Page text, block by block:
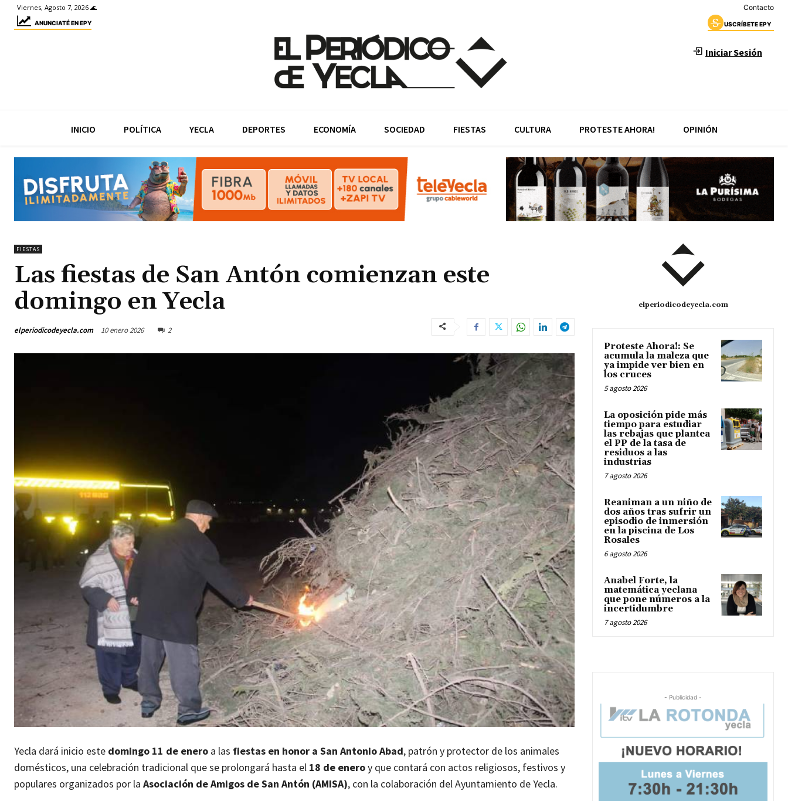
Viernes, Agosto 7, 2026 🌊 Contacto
ANUNCIATÉ EN EPY USCRÍBETE EPY
Iniciar Sesión
INICIO POLÍTICA YECLA DEPORTES ECONOMÍA SOCIEDAD FIESTAS CULTURA PROTESTE AHORA! OPINIÓN
FIESTAS
Las fiestas de San Antón comienzan este
domingo en Yecla
elperiodicodeyecla.com 10 enero 2026 2
Yecla dará inicio este domingo 11 de enero a las fiestas en honor a San Antonio Abad, patrón y protector de los animales
domésticos, una celebración tradicional que se prolongará hasta el 18 de eneroy que contará con actos religiosos, festivos y
populares organizados por la Asociación de Amigos de San Antón (AMISA), con la colaboración del Ayuntamiento de Yecla.
elperiodicodeyecla.com
Proteste Ahora!: Se
acumula la maleza que
ya impide ver bien en
los cruces
5 agosto 2026
La oposición pide más
tiempo para estudiar
las rebajas que plantea
el PP de la tasa de
residuos a las
industrias
7 agosto 2026
Reaniman a un niño de
dos años tras sufrir un
episodio de inmersión
en la piscina de Los
Rosales
6 agosto 2026
Anabel Forte, la
matemática yeclana
que pone números a la
incertidumbre
7 agosto 2026
- Publicidad -